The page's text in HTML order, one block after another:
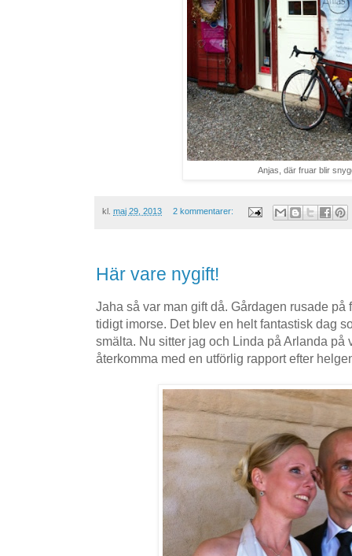
Anjas, där fruar blir
kl. maj 29, 2013 2 kommentarer:
Här vare nygift!
Jaha så var man gift då. Gårdagen rusade
tidigt imorse. Det blev en helt fantastisk dag
smälta. Nu sitter jag och Linda på Arlanda på
återkomma med en utförlig rapport efter